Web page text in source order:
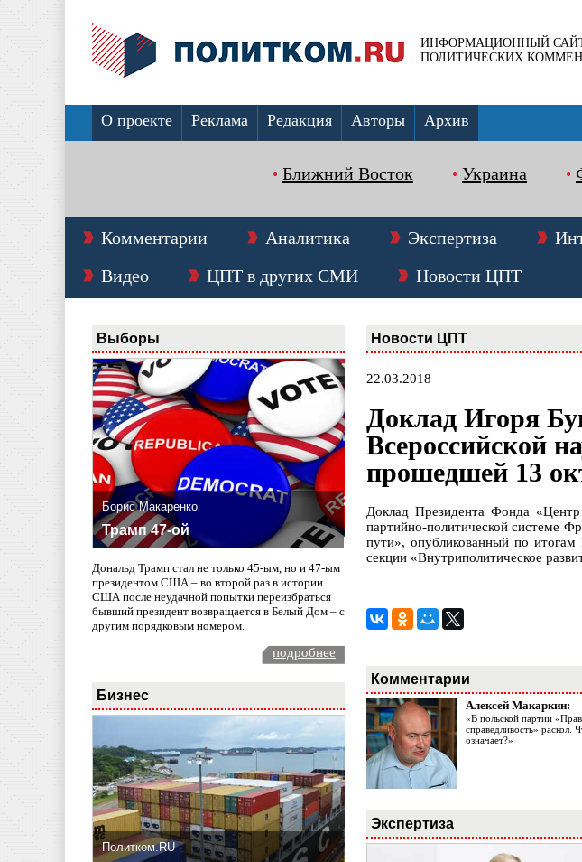
ИНФОРМАЦИОННЫЙ
ПОЛИТИЧЕСКИХ
О проекте Реклама Редакция Авторы Архив
Ближний Восток Украина
Комментарии Аналитика Экспертиза
Видео
ЦПТ в других СМИ Новости ЦПТ
Выборы
Борис Макаренко
Трамп 47-ой
Дональд Трамп стал не только 45-ым, но и 47-ым
президентом США – во второй раз в истории
США после неудачной попытки переизбраться
бывший президент возвращается в Белый Дом – с
другим порядковым номером.
подробнее
Бизнес
Политком.RU
Новости ЦПТ
22.03.2018
Доклад Игоря
Всероссийской
прошедшей 13
Доклад Президента Фонда
партийно-политической системе
пути», опубликованный по
секции «Внутриполитическое
Комментарии
Алексей Макаркин:
«В польской партии
справедливость» раскол.
означает?»
Экспертиза